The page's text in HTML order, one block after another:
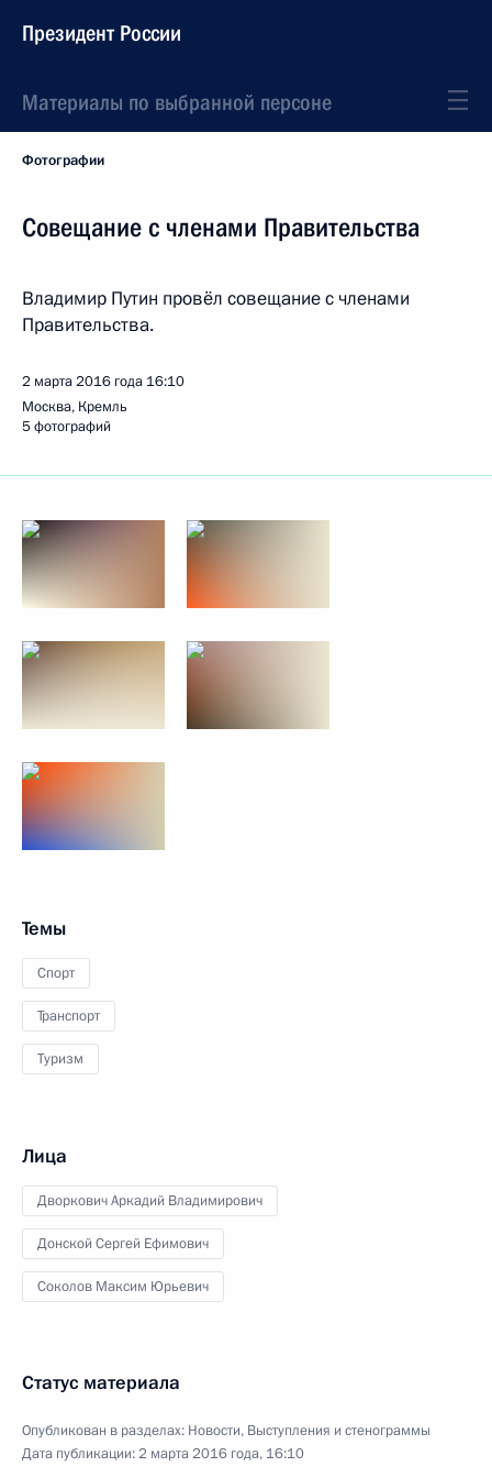
Президент России
Материалы по выбранной персоне
Фотографии
Совещание с членами Правительства
Владимир Путин провёл совещание с членами
Правительства.
2 марта 2016 года 16:10
Москва, Кремль
5 фотографий
Темы
Спорт
Транспорт
Туризм
Лица
Дворкович Аркадий Владимирович
Донской Сергей Ефимович
Соколов Максим Юрьевич
Статус материала
Опубликован в разделах: Новости, Выступления и стенограммы
Дата публикации:2 марта 2016 года, 16:10